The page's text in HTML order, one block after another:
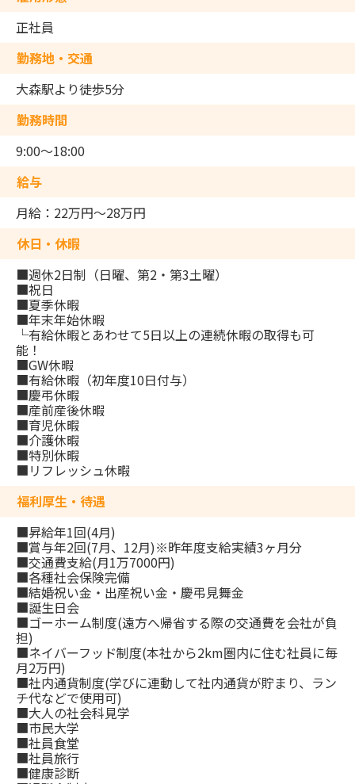
正社員
勤務地・交通
大森駅より徒歩5分
勤務時間
9:00～18:00
給与
月給：22万円～28万円
休日・休暇
■週休2日制（日曜、第2・第3土曜）
■祝日
■夏季休暇
■年末年始休暇
└有給休暇とあわせて5日以上の連続休暇の取得も可
能！
■GW休暇
■有給休暇（初年度10日付与）
■慶弔休暇
■産前産後休暇
■育児休暇
■介護休暇
■特別休暇
■リフレッシュ休暇
福利厚生・待遇
■昇給年1回(4月)
■賞与年2回(7月、12月)※昨年度支給実績3ヶ月分
■交通費支給(月1万7000円)
■各種社会保険完備
■結婚祝い金・出産祝い金・慶弔見舞金
■誕生日会
■ゴーホーム制度(遠方へ帰省する際の交通費を会社が負
担)
■ネイバーフッド制度(本社から2km圏内に住む社員に毎
月2万円)
■社内通貨制度(学びに連動して社内通貨が貯まり、ラン
チ代などで使用可)
■大人の社会科見学
■市民大学
■社員食堂
■社員旅行
■健康診断